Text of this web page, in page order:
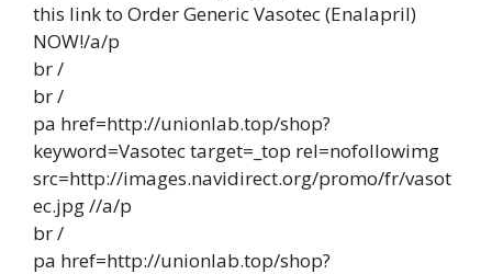
this link to Order Generic Vasotec (Enalapril)
NOW!/a/p
br /
br /
pa href=http://unionlab.top/shop?
keyword=Vasotec target=_top rel=nofollowimg
src=http://images.navidirect.org/promo/fr/vasot
ec.jpg //a/p
br /
pa href=http://unionlab.top/shop?